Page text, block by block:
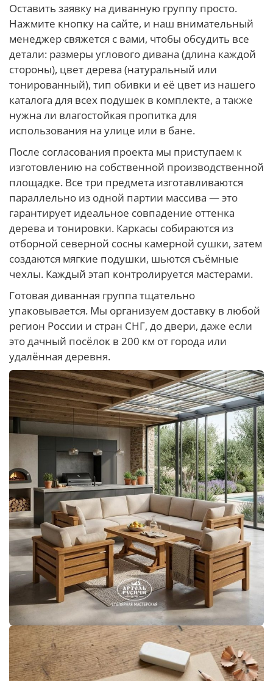
Оставить заявку на диванную группу просто.
Нажмите кнопку на сайте, и наш внимательный
менеджер свяжется с вами, чтобы обсудить все
детали: размеры углового дивана (длина каждой
стороны), цвет дерева (натуральный или
тонированный), тип обивки и её цвет из нашего
каталога для всех подушек в комплекте, а также
нужна ли влагостойкая пропитка для
использования на улице или в бане.
После согласования проекта мы приступаем к
изготовлению на собственной производственной
площадке. Все три предмета изготавливаются
параллельно из одной партии массива — это
гарантирует идеальное совпадение оттенка
дерева и тонировки. Каркасы собираются из
отборной северной сосны камерной сушки, затем
создаются мягкие подушки, шьются съёмные
чехлы. Каждый этап контролируется мастерами.
Готовая диванная группа тщательно
упаковывается. Мы организуем доставку в любой
регион России и стран СНГ, до двери, даже если
это дачный посёлок в 200 км от города или
удалённая деревня.